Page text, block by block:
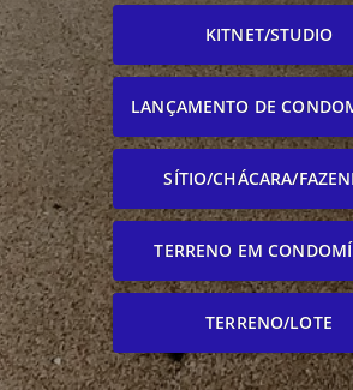
KITNET/STUDIO
LANÇAMENTO DE
SÍTIO/CHÁCARA/
TERRENO EM
TERRENO/LOTE